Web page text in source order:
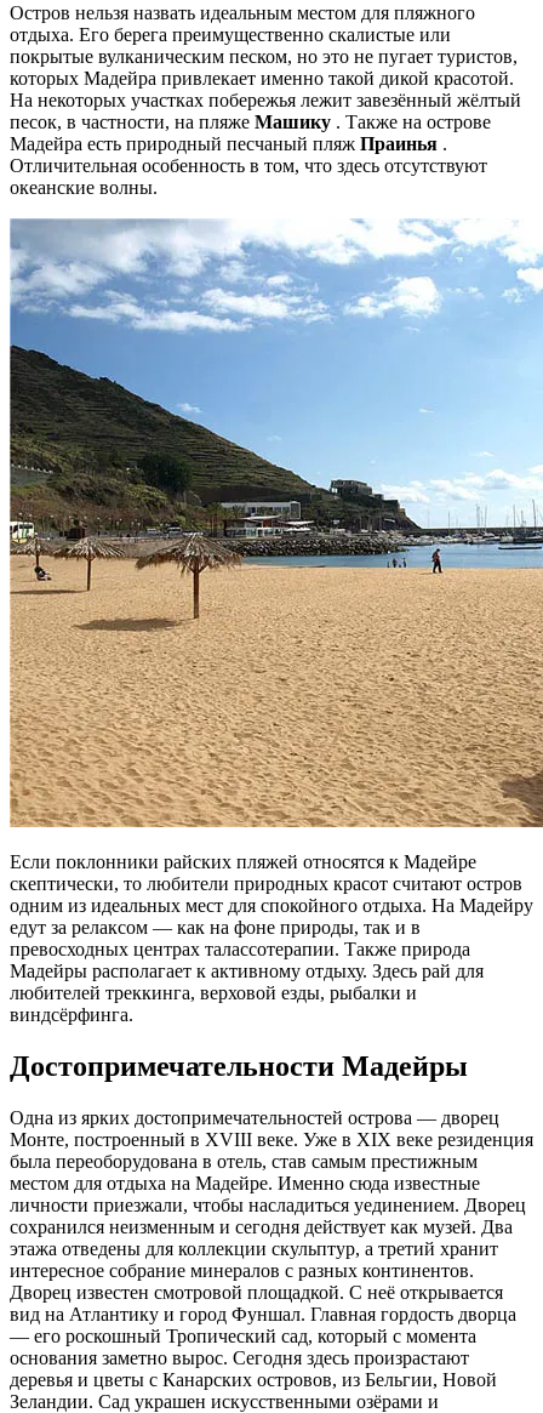
Остров нельзя назвать идеальным местом для пляжного
отдыха. Его берега преимущественно скалистые или
покрытые вулканическим песком, но это не пугает туристов,
которых Мадейра привлекает именно такой дикой красотой.
На некоторых участках побережья лежит завезённый жёлтый
песок, в частности, на пляже Машику . Также на острове
Мадейра есть природный песчаный пляж Праинья .
Отличительная особенность в том, что здесь отсутствуют
океанские волны.
Если поклонники райских пляжей относятся к Мадейре
скептически, то любители природных красот считают остров
одним из идеальных мест для спокойного отдыха. На Мадейру
едут за релаксом — как на фоне природы, так и в
превосходных центрах талассотерапии. Также природа
Мадейры располагает к активному отдыху. Здесь рай для
любителей треккинга, верховой езды, рыбалки и
виндсёрфинга.
Достопримечательности Мадейры
Одна из ярких достопримечательностей острова — дворец
Монте, построенный в XVIII веке. Уже в XIX веке резиденция
была переоборудована в отель, став самым престижным
местом для отдыха на Мадейре. Именно сюда известные
личности приезжали, чтобы насладиться уединением. Дворец
сохранился неизменным и сегодня действует как музей. Два
этажа отведены для коллекции скульптур, а третий хранит
интересное собрание минералов с разных континентов.
Дворец известен смотровой площадкой. С неё открывается
вид на Атлантику и город Фуншал. Главная гордость дворца
— его роскошный Тропический сад, который с момента
основания заметно вырос. Сегодня здесь произрастают
деревья и цветы с Канарских островов, из Бельгии, Новой
Зеландии. Сад украшен искусственными озёрами и